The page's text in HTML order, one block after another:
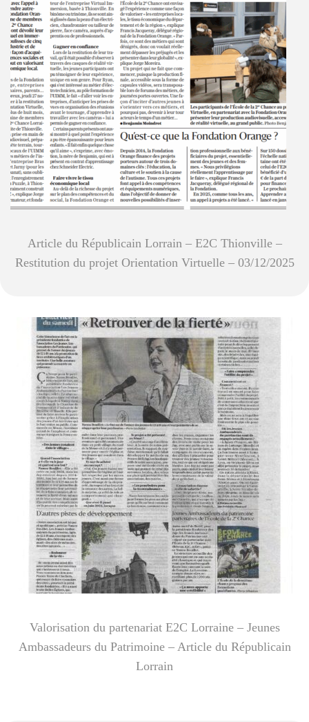
Article du Républicain Lorrain – E2C Thionville –
Restitution du projet Orientation Virtuelle – 03/12/2025
Valorisation du partenariat E2C Lorraine – Jeunes
Ambassadeurs du Patrimoine – Article du Républicain
Lorrain